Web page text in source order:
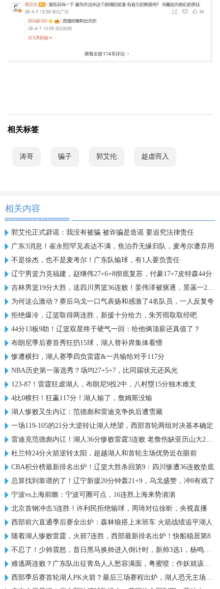
相关标签
涛哥 骗子 郭艾伦 趁虚而入
相关内容
郭艾伦正式辟谣：我没有被骗 被诈骗是造谣 要追究法律责任
广东3消息！崔永熙罕见表达不满，焦泊乔无缘归队，麦考尔遭弃用
不是徐杰，也不是麦考尔！广东队输球，有1人要负责任
辽宁男篮力克福建，赵继伟27+6+8彻底复苏，付豪17+7皮特森44分
吉林男篮19分大胜，送四川男篮36连败！姜伟泽被驱逐，景菡一21+6
为何这么激动？赛后乌戈一口气表扬和感激了4名队员，一人反复夸
拒绝爆冷，辽篮取得两连胜，新援十分给力，朱芳雨取取经吧
44分13板9助！辽篮双星终于硬气一回：给他俩顶薪还真值了？
布朗尼季后赛首秀狂扔15球，湖人替补席集体看懵
惨遭横扫，湖人赛季四负雷霆&一共输给对手117分
NBA历史第一落选秀？场均27+5+7，比同届状元还风光
123-87！雷霆狂虐湖人，布朗尼9投2中，八村塁15分独木难支
4比0横扫！狂赢117分！湖人输了，詹姆斯没输
湖人惨败又生内讧：范德彪和雷迪克争执后遭雪藏
一场119-105的21分大逆转让湖人绝望，西部首轮两组对决基本确定
雷迪克范德彪内讧！湖人36分惨败雷霆3连败 老詹伤缺亚历山大25+8
杜兰特24分火箭逆转太阳，超越湖人和首轮主场优势近在眼前
CBA积分榜最新排名出炉！辽篮大胜杀回第9：四川惨遭36连败垫底
总算找到靠谱的了！辽宁新援20分钟轰21+9，乌戈盛赞，冲8有戏了
宁波vs上海前瞻：宁波可圈可点，16连胜上海来势汹汹
北京首钢冲击3连胜！许利民拒绝输球，周琦对位徐昕，央视直播
西部前六直通季后赛全出炉：森林狼搭上末班车 火箭战绩追平湖人
随着湖人惨败雷霆，火箭7连胜，西部最新排名出炉！快船稳居第8
不忍了！少帅震怒，昔日黑马换帅进入倒计时，新帅3选1，杨鸣热门
难逃两连败？广东队出征青岛人人愁容满面，粤蜜喷：作妖就该惩罚
西部季后赛首轮湖人PK火箭？最后三场赛程出炉，湖人恐无主场优势